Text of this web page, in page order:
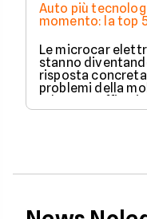
Auto più
momento: la top
Le microcar
stanno
risposta
problemi della
urbana: traffico
parcheggi limitati